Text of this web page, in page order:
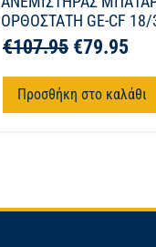
ΟΡΘΟΣΤΑΤΗ GE-CF 18/
€107.95 €79.95
Προσθήκη στο καλάθι